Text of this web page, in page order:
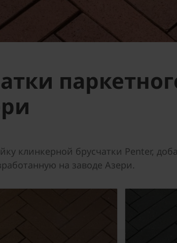
клинкерной брусчатки Penter,
на заводе Азери.